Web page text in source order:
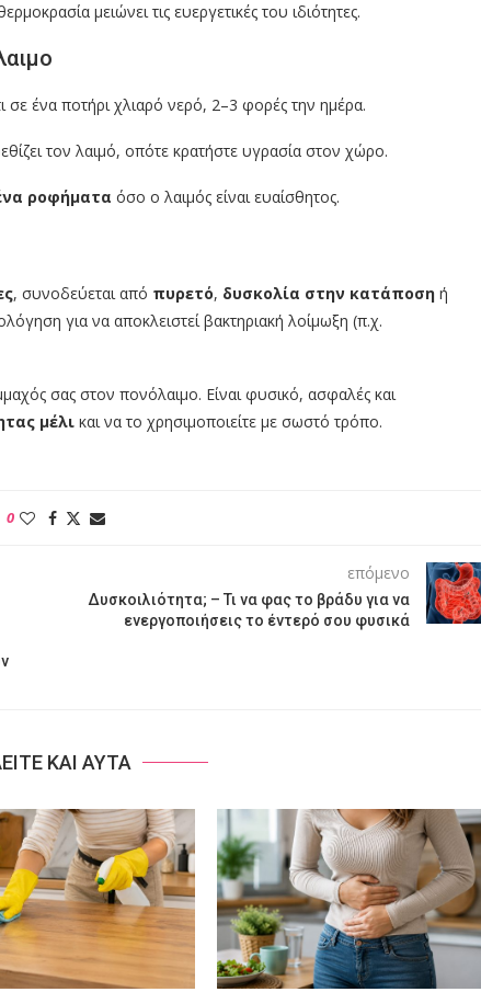
μειώνει τις ευεργετικές του ιδιότητες.
σε ένα ποτήρι χλιαρό νερό, 2–3 φορές την ημέρα.
τον λαιμό, οπότε κρατήστε υγρασία στον χώρο.
ροφήματα όσο ο λαιμός είναι ευαίσθητος.
, συνοδεύεται από πυρετό, δυσκολία στην κατάποση ή
για να αποκλειστεί βακτηριακή λοίμωξη (π.χ.
σας στον πονόλαιμο. Είναι φυσικό, ασφαλές και
μέλι και να το χρησιμοποιείτε με σωστό τρόπο.
0
επόμενο
Δυσκοιλιότητα; – Τι να φας το βράδυ για να
ενεργοποιήσεις το έντερό σου φυσικά
ΚΑΙ ΑΥΤΑ